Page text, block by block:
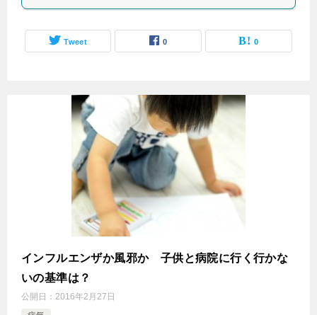
Tweet 0 0
インフルエンザか風邪か 子供と病院に行く行かな
いの基準は？
公開日： 2016年2月27日